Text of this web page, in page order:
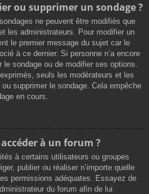
ou supprimer un sondage ?
ne peuvent être modifiés que
les administrateurs. Pour modifier un
le premier message du sujet car le
à ce dernier. Si personne n’a encore
sondage ou de modifier ses options.
seuls les modérateurs et les
supprimer le sondage. Cela empêche
en cours.
à un forum ?
à certains utilisateurs ou groupes
publier ou réaliser n’importe quelle
permissions adéquates. Essayez de
du forum afin de lui